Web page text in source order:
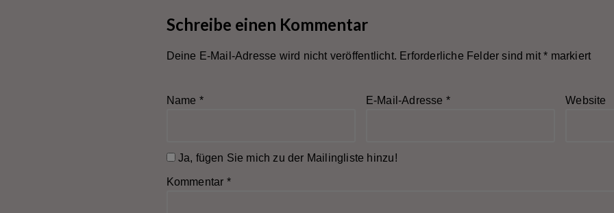
Schreibe einen Kommentar
Deine E-Mail-Adresse wird nicht veröffentlicht. Erforderliche Felder sind mit* markiert
Name * E-Mail-Adresse * Website
Ja, fügen Sie mich zu der Mailingliste hinzu!
Kommentar *